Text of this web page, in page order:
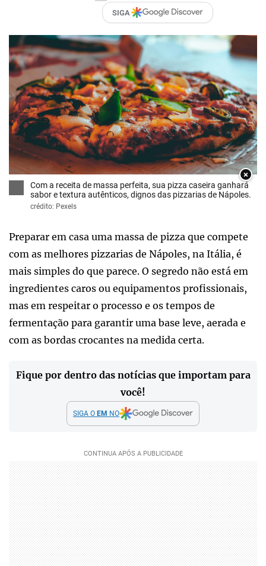
SIGA
×
Com a receita de massa perfeita, sua pizza caseira ganhará
sabor e textura autênticos, dignos das pizzarias de Nápoles.
crédito: Pexels
Preparar em casa uma massa de pizza que compete
com as melhores pizzarias de Nápoles, na Itália, é
mais simples do que parece. O segredo não está em
ingredientes caros ou equipamentos profissionais,
mas em respeitar o processo e os tempos de
fermentação para garantir uma base leve, aerada e
com as bordas crocantes na medida certa.
Fique por dentro das notícias que importam para
você!
SIGA O EM NO